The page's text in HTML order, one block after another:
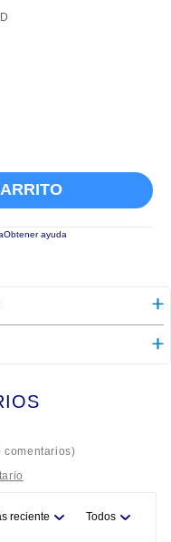
Obtener ayuda
comentarios)
reciente Todos